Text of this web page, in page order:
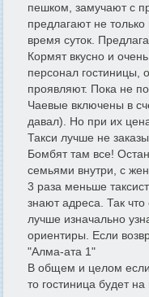
пешком, замучают с
предлагают не
время суток.
Кормят вкусно и
персонал гостиницы,
проявляют. Пока не
Чаевые включены в
давал). Но при их
Такси лучше не
Бомбят там все!
семьями внутри, с
3 раза меньше
знают адреса. Так что
лучше изначально
ориентиры. Если
"Алма-ата 1"
В общем и целом если
то гостиница будет